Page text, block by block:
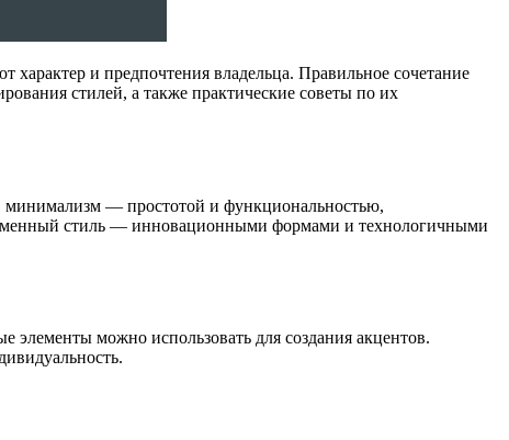
характер и предпочтения владельца. Правильное сочетание
стилей, а также практические советы по их
минимализм — простотой и функциональностью,
стиль — инновационными формами и технологичными
элементы можно использовать для создания акцентов.